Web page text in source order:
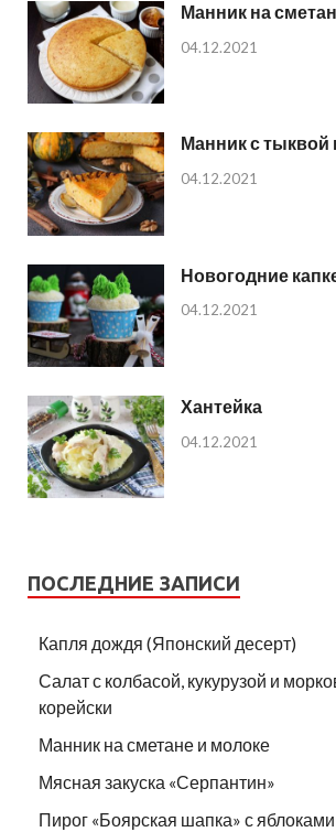
Манник на
04.12.2021
Манник с тыквой
04.12.2021
Новогодние
04.12.2021
Хантейка
04.12.2021
ПОСЛЕДНИЕ ЗАПИСИ
Капля дождя (Японский десерт)
Салат с колбасой, кукурузой и
корейски
Манник на сметане и молоке
Мясная закуска «Серпантин»
Пирог «Боярская шапка» с яблоками